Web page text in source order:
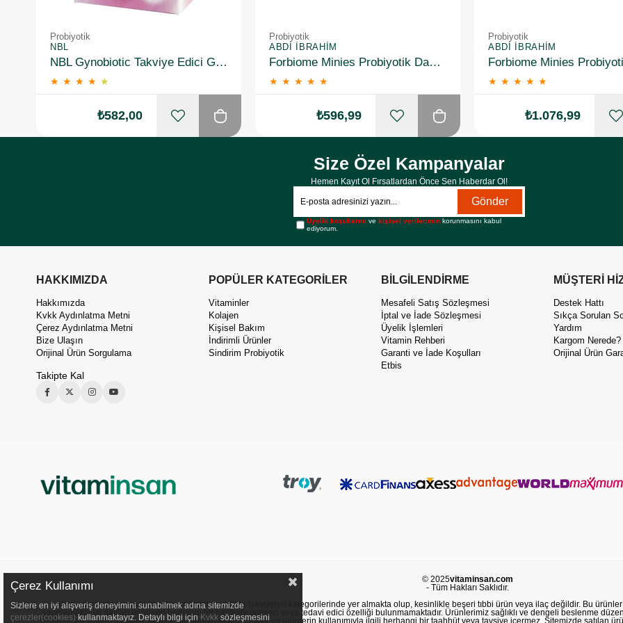
Probiyotik
NBL
NBL Gynobiotic Takviye Edici Gıda 10 Kapsül
★ ★ ★ ★ ★
₺582,00
Probiyotik
ABDI İBRAHIM
Forbiome Minies Probiyotik Damla 8 ml
★ ★ ★ ★ ★
₺596,99
Probiyotik
ABDI İBRAHIM
★ ★ ★ ★ ★
₺1.076,99
Size Özel Kampanyalar
Hemen Kayıt Ol Fırsatlardan Önce Sen Haberdar Ol!
Gönder
Üyelik koşullarını vekişisel verilerimin korunmasını kabul
ediyorum.
HAKKIMIZDA
Hakkımızda
Kvkk Aydınlatma Metni
Çerez Aydınlatma Metni
Bize Ulaşın
Orijinal Ürün Sorgulama
Takipte Kal
POPÜLER KATEGORİLER
Vitaminler
Kolajen
Kişisel Bakım
İndirimli Ürünler
Sindirim Probiyotik
BİLGİLENDİRME
Mesafeli Satış Sözleşmesi
İptal ve İade Sözleşmesi
Üyelik İşlemleri
Vitamin Rehberi
Garanti ve İade Koşulları
Etbis
MÜŞTERİ
Destek Hattı
Sıkça Sorulan
Yardım
Kargom Nerede?
Orijinal Ürün
© 2025vitaminsan.com
- Tüm Hakları Saklıdır.
Web sitemizde sunulan ürünler, vitaminler ve gıda takviyeleri kategorilerinde yer almakta olup, kesinlikle beşeri tıbbi ürün veya ilaç değildir. Bu ürünler
yapmamakta ve satılan ürünlerin herhangi bir hastalığı önleyici veya tedavi edici özelliği bulunmamaktadır. Ürünlerimiz sağlıklı ve dengeli beslenme
nedenle yer verilen içerikler sadece bilgilendirme amacı taşır ve ürünlerin kullanımıyla ilgili herhangi bir taahhüt veya tavsiye içermez. Sitemizde satılan
Çerez Kullanımı
Sizlere en iyi alışveriş deneyimini sunabilmek adına sitemizde
çerezler(cookies) kullanmaktayız. Detaylı bilgi için Kvkk sözleşmesini